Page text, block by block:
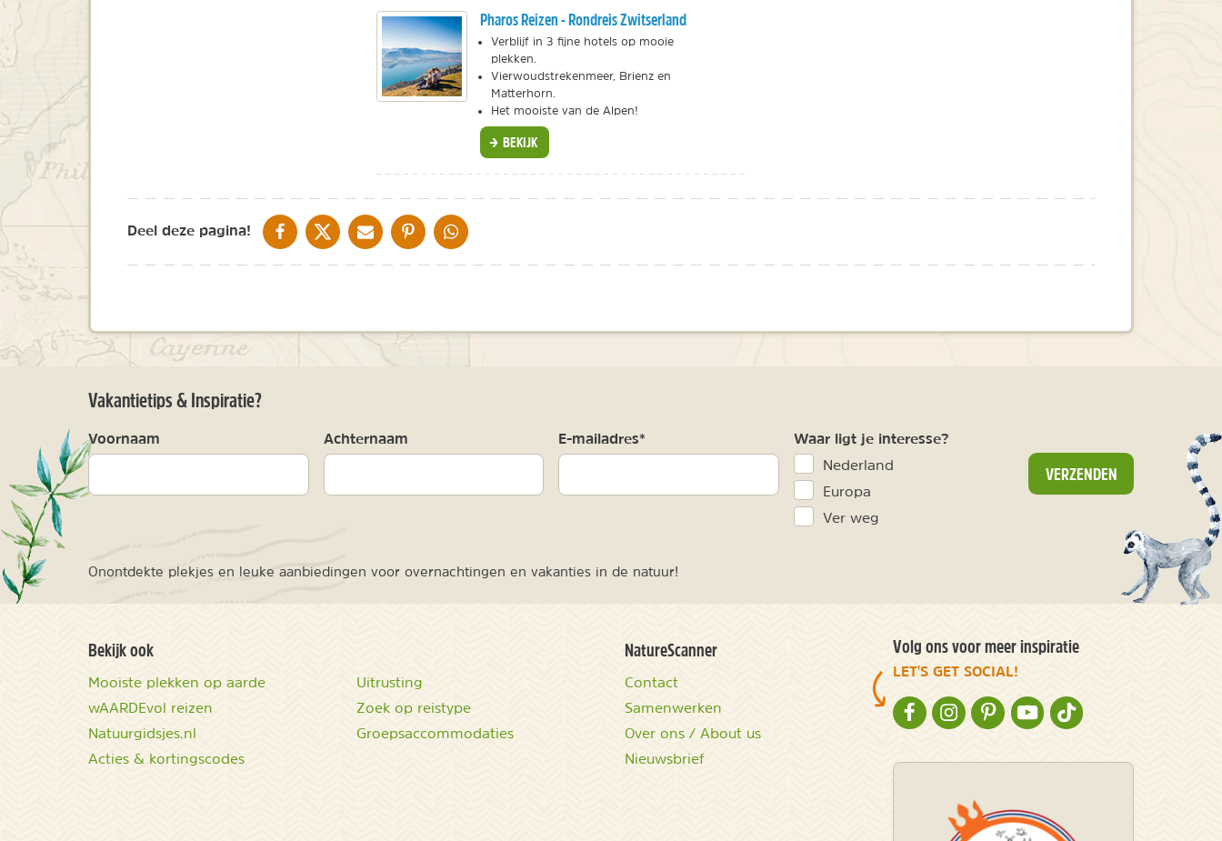
Pharos Reizen - Rondreis Zwitserland
Verblijf in 3 fijne hotels op mooie
plekken.
Vierwoudstrekenmeer, Brienz en
Matterhorn.
Het mooiste van de Alpen!
BEKIJK
Deel deze pagina! DELEN OP FACEBOOK
DELEN OP XDELEN VIA DE MAIL
DELEN OP PINTEREST
DELEN OP WHATSAPP
Vakantietips & Inspiratie?
Voornaam Achternaam E-mailadres* Waar ligt je interesse?
Nederland
Europa
Ver weg
VERZENDEN
Onontdekte plekjes en leuke aanbiedingen voor overnachtingen en vakanties in de natuur!
Bekijk ook
Mooiste plekken op aarde
wAARDEvol reizen
Natuurgidsjes.nl
Acties & kortingscodes
Uitrusting
Zoek op reistype
Groepsaccommodaties
NatureScanner
Contact
Samenwerken
Over ons / About us
Nieuwsbrief
Volg ons voor meer inspiratie
LET'S GET SOCIAL!
NATURESCANNER OP FACEBOOK
NATURESCANNER OP INSTAGRAM
NATURESCANNER OP PINTEREST
NATURESCANNER OP YOUTUBE
NATURESCANNER OP